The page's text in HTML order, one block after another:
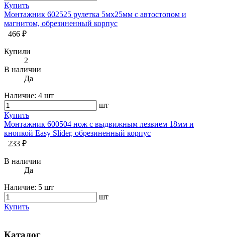
Купить
Монтажник 602525 рулетка 5мх25мм с автостопом и
магнитом, обрезиненный корпус
466 ₽
Купили
2
В наличии
Да
Наличие: 4 шт
шт
Купить
Монтажник 600504 нож с выдвижным лезвием 18мм и
кнопкой Easy Slider, обрезиненный корпус
233 ₽
В наличии
Да
Наличие: 5 шт
шт
Купить
Каталог